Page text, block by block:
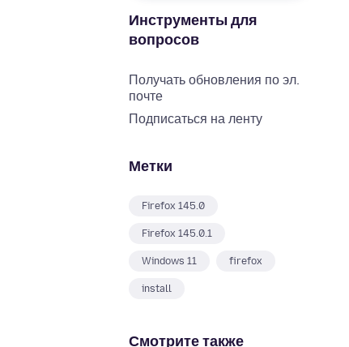
Инструменты для
вопросов
Получать обновления по эл.
почте
Подписаться на ленту
Метки
Firefox 145.0
Firefox 145.0.1
Windows 11 firefox
install
Смотрите также